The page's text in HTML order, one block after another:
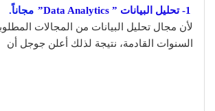
1- تحليل البيانات ” Data Analytics”
مجاناً.
لأن مجال تحليل البيانات من المجالات
السنوات القادمة، نتيجة لذلك أعلن جوجل أن